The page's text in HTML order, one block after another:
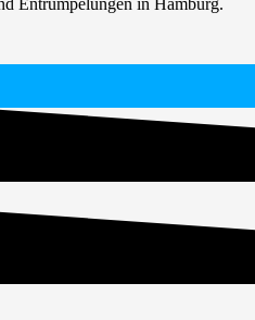
Entrümpelungen in Hamburg.